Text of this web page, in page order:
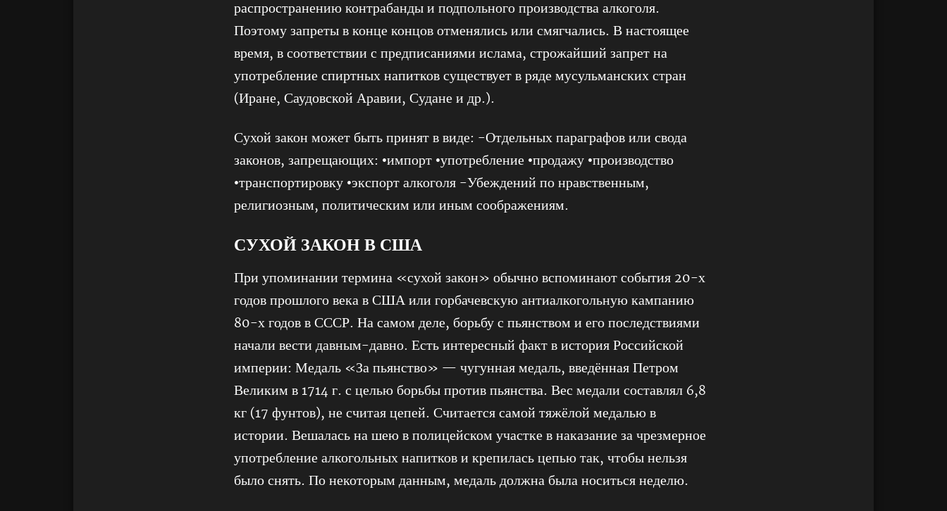
распространению контрабанды и подпольного производства алкоголя.
Поэтому запреты в конце концов отменялись или смягчались. В настоящее
время, в соответствии с предписаниями ислама, строжайший запрет на
употребление спиртных напитков существует в ряде мусульманских стран
(Иране, Саудовской Аравии, Судане и др.).
Сухой закон может быть принят в виде: -Отдельных параграфов или свода
законов, запрещающих: •импорт •употребление •продажу •производство
•транспортировку •экспорт алкоголя -Убеждений по нравственным,
религиозным, политическим или иным соображениям.
СУХОЙ ЗАКОН В США
При упоминании термина «сухой закон» обычно вспоминают события 20-х
годов прошлого века в США или горбачевскую антиалкогольную кампанию
80-х годов в СССР. На самом деле, борьбу с пьянством и его последствиями
начали вести давным-давно. Есть интересный факт в история Российской
империи: Медаль «За пьянство» — чугунная медаль, введённая Петром
Великим в 1714 г. с целью борьбы против пьянства. Вес медали составлял 6,8
кг (17 фунтов), не считая цепей. Считается самой тяжёлой медалью в
истории. Вешалась на шею в полицейском участке в наказание за чрезмерное
употребление алкогольных напитков и крепилась цепью так, чтобы нельзя
было снять. По некоторым данным, медаль должна была носиться неделю.